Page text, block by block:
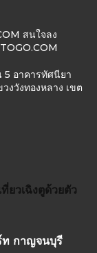
สนใจลง
5 อาคารทัศนียา
งวังทองหลาง เขต
ที่ยวเฉิงตูด้วยตัว
ท กาญจนบุรี